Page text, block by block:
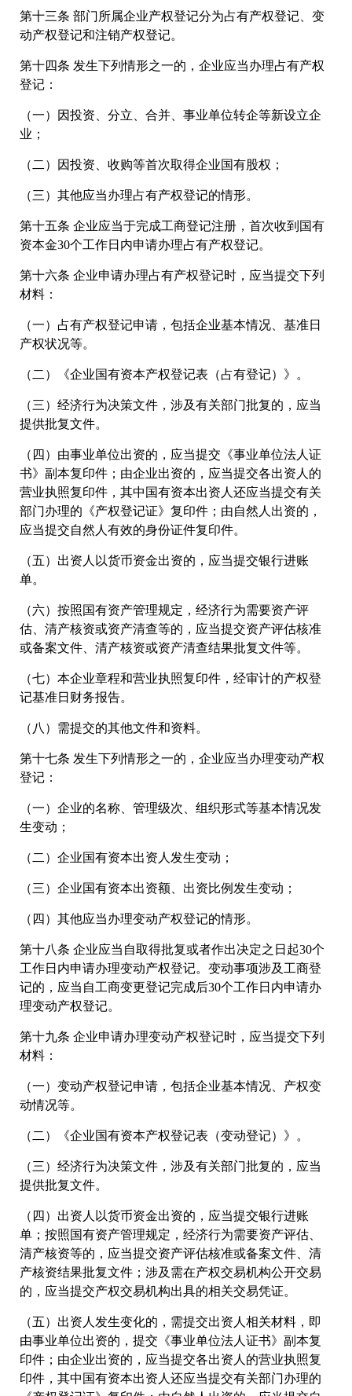
第十三条 部门所属企业产权登记分为占有产权登记、变
动产权登记和注销产权登记。
第十四条 发生下列情形之一的，企业应当办理占有产权
登记：
（一）因投资、分立、合并、事业单位转企等新设立企
业；
（二）因投资、收购等首次取得企业国有股权；
（三）其他应当办理占有产权登记的情形。
第十五条 企业应当于完成工商登记注册，首次收到国有
资本金30个工作日内申请办理占有产权登记。
第十六条 企业申请办理占有产权登记时，应当提交下列
材料：
（一）占有产权登记申请，包括企业基本情况、基准日
产权状况等。
（二）《企业国有资本产权登记表（占有登记）》。
（三）经济行为决策文件，涉及有关部门批复的，应当
提供批复文件。
（四）由事业单位出资的，应当提交《事业单位法人证
书》副本复印件；由企业出资的，应当提交各出资人的
营业执照复印件，其中国有资本出资人还应当提交有关
部门办理的《产权登记证》复印件；由自然人出资的，
应当提交自然人有效的身份证件复印件。
（五）出资人以货币资金出资的，应当提交银行进账
单。
（六）按照国有资产管理规定，经济行为需要资产评
估、清产核资或资产清查等的，应当提交资产评估核准
或备案文件、清产核资或资产清查结果批复文件等。
（七）本企业章程和营业执照复印件，经审计的产权登
记基准日财务报告。
（八）需提交的其他文件和资料。
第十七条 发生下列情形之一的，企业应当办理变动产权
登记：
（一）企业的名称、管理级次、组织形式等基本情况发
生变动；
（二）企业国有资本出资人发生变动；
（三）企业国有资本出资额、出资比例发生变动；
（四）其他应当办理变动产权登记的情形。
第十八条 企业应当自取得批复或者作出决定之日起30个
工作日内申请办理变动产权登记。变动事项涉及工商登
记的，应当自工商变更登记完成后30个工作日内申请办
理变动产权登记。
第十九条 企业申请办理变动产权登记时，应当提交下列
材料：
（一）变动产权登记申请，包括企业基本情况、产权变
动情况等。
（二）《企业国有资本产权登记表（变动登记）》。
（三）经济行为决策文件，涉及有关部门批复的，应当
提供批复文件。
（四）出资人以货币资金出资的，应当提交银行进账
单；按照国有资产管理规定，经济行为需要资产评估、
清产核资等的，应当提交资产评估核准或备案文件、清
产核资结果批复文件；涉及需在产权交易机构公开交易
的，应当提交产权交易机构出具的相关交易凭证。
（五）出资人发生变化的，需提交出资人相关材料，即
由事业单位出资的，提交《事业单位法人证书》副本复
印件；由企业出资的，应当提交各出资人的营业执照复
印件，其中国有资本出资人还应当提交有关部门办理的